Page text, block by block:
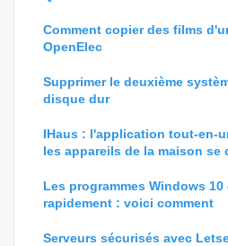
Comment copier des films
OpenElec
Supprimer le deuxième
disque dur
IHaus : l'application tout-en-
les appareils de la maison se
Les programmes Windows
rapidement : voici comment
Serveurs sécurisés avec